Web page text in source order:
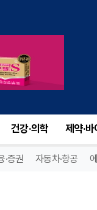
건강·의학 제약·바
·증권 자동차·항공